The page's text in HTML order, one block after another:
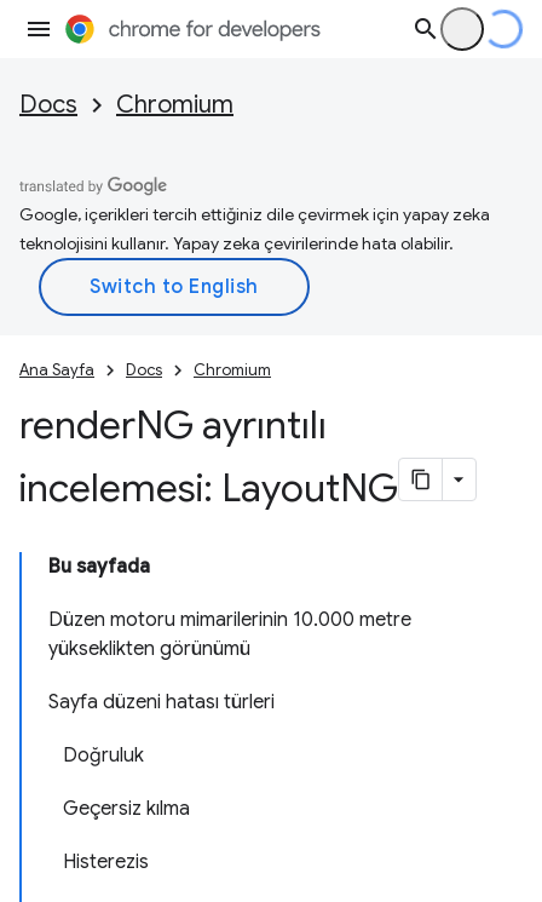
Docs Chromium
Google, içerikleri tercih ettiğiniz dile çevirmek için yapay zeka
teknolojisini kullanır. Yapay zeka çevirilerinde hata olabilir.
Ana Sayfa Docs Chromium
renderNG ayrıntılı
incelemesi: LayoutNG
Bu sayfada
Düzen motoru mimarilerinin 10.000 metre
yükseklikten görünümü
Sayfa düzeni hatası türleri
Doğruluk
Geçersiz kılma
Histerezis